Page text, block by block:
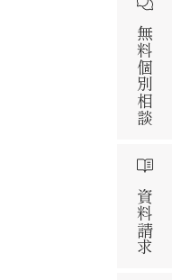
無料個別相談
資料請求